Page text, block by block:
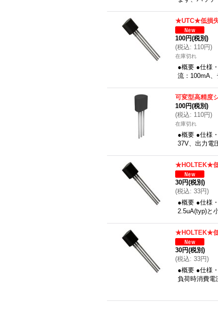
★UTC★低損
100円(税別)
(税込: 110円)
在庫切れ
●概要 ●仕様
流：100mA
可変型高精度
100円(税別)
(税込: 110円)
在庫切れ
●概要 ●仕様
37V、出力電
★HOLTEK★低
30円(税別)
(税込: 33円)
●概要 ●仕様
2.5uA(typ)と
★HOLTEK★低
30円(税別)
(税込: 33円)
●概要 ●仕様
負荷時消費電